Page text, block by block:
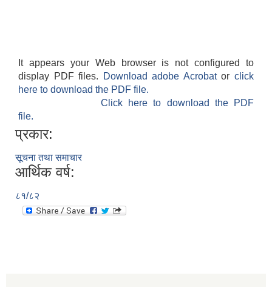
It appears your Web browser is not configured to
display PDF files.
Download adobe Acrobatorclick
here to download the PDF file.
Click here to download the PDF
file.
प्रकार:
सूचना तथा समाचार
आर्थिक वर्ष:
८१/८२